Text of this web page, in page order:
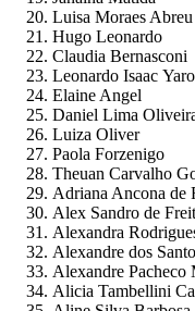
Luisa Moraes
Hugo Leonardo
Claudia Bernasconi
Leonardo Isaac
Elaine Angel
Daniel Lima
Luiza Oliver
Paola Forzenigo
Theuan Carvalho
Adriana Ancona de
Alex Sandro de
Alexandra
Alexandre dos
Alexandre Pacheco
Alicia Tambellini